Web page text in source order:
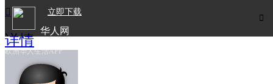

立即下载
华人网
欧洲华人生活APP

详情